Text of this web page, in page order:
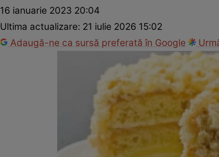
16 ianuarie 2023 20:04
Ultima actualizare: 21 iulie 2026 15:02
Adaugă-ne ca sursă preferată în Google